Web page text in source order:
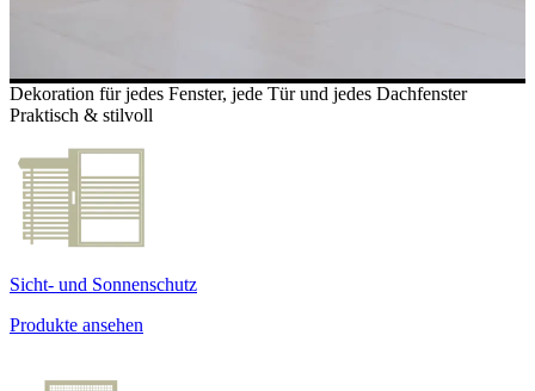
Dekoration für jedes Fenster, jede Tür und jedes Dachfenster
Praktisch & stilvoll
Sicht- und Sonnenschutz
Produkte ansehen